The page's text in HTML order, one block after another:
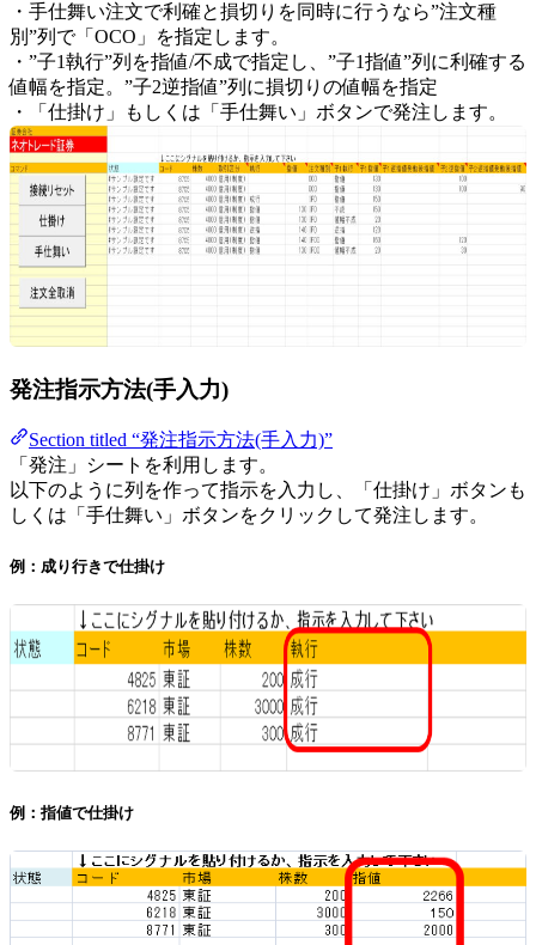
・手仕舞い注文で利確と損切りを同時に行うなら”注文種
別”列で「OCO」を指定します。
・”子1執行”列を指値/不成で指定し、”子1指値”列に利確する
値幅を指定。”子2逆指値”列に損切りの値幅を指定
・「仕掛け」もしくは「手仕舞い」ボタンで発注します。
発注指示方法(手入力)
Section titled “発注指示方法(手入力)”
「発注」シートを利用します。
以下のように列を作って指示を入力し、「仕掛け」ボタンも
しくは「手仕舞い」ボタンをクリックして発注します。
例：成り行きで仕掛け
例：指値で仕掛け